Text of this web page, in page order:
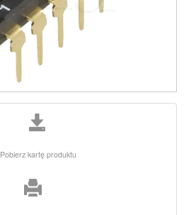
Pobierz kartę produktu